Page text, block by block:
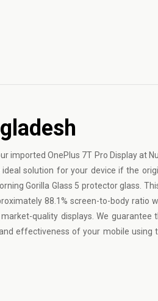
imported OnePlus 7T Pro Display at
solution for your device if the
Gorilla Glass 5 protector glass.
88.1% screen-to-body ratio
quality displays. We guarantee
effectiveness of your mobile using